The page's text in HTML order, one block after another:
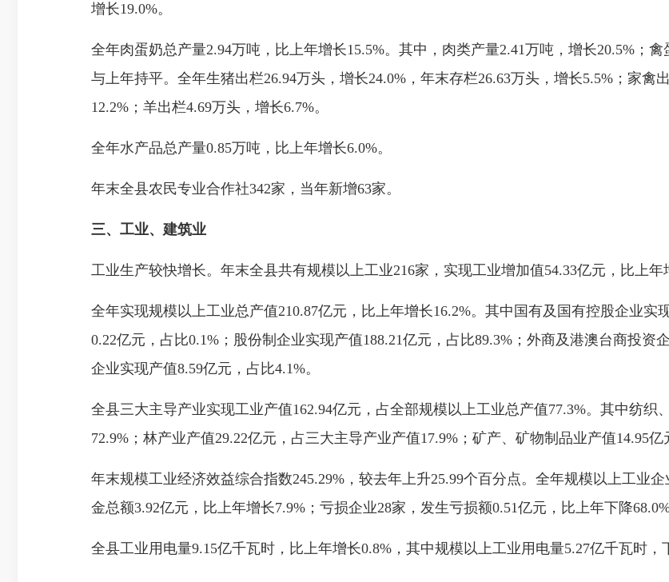
增长19.0%。
全年肉蛋奶总产量2.94万吨，比上年增长15.5%。其中，肉类产量2.41万吨，增长20.5%；禽
与上年持平。全年生猪出栏26.94万头，增长24.0%，年末存栏26.63万头，增长5.5%；家禽
12.2%；羊出栏4.69万头，增长6.7%。
全年水产品总产量0.85万吨，比上年增长6.0%。
年末全县农民专业合作社342家，当年新增63家。
三、工业、建筑业
工业生产较快增长。年末全县共有规模以上工业216家，实现工业增加值54.33亿元，比上年
全年实现规模以上工业总产值210.87亿元，比上年增长16.2%。其中国有及国有控股企业实
0.22亿元，占比0.1%；股份制企业实现产值188.21亿元，占比89.3%；外商及港澳台商投资
企业实现产值8.59亿元，占比4.1%。
全县三大主导产业实现工业产值162.94亿元，占全部规模以上工业总产值77.3%。其中纺织
72.9%；林产业产值29.22亿元，占三大主导产业产值17.9%；矿产、矿物制品业产值14.95亿
年末规模工业经济效益综合指数245.29%，较去年上升25.99个百分点。全年规模以上工业
金总额3.92亿元，比上年增长7.9%；亏损企业28家，发生亏损额0.51亿元，比上年下降68.0%
全县工业用电量9.15亿千瓦时，比上年增长0.8%，其中规模以上工业用电量5.27亿千瓦时，